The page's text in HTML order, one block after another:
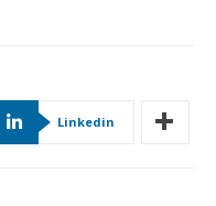
Linkedin